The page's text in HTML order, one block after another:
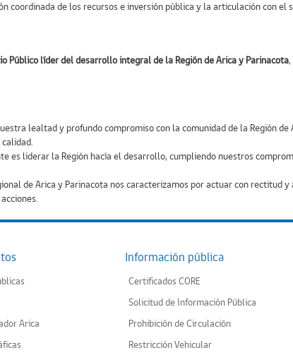
coordinada de los recursos e inversión pública y la articulación con el
Público líder del desarrollo integral de la Región de Arica y Parinacota,
lealtad y profundo compromiso con la comunidad de la Región de
es liderar la Región hacía el desarrollo, cumpliendo nuestros
de Arica y Parinacota nos caracterizamos por actuar con rectitud y
Arica
Información pública
Certificados CORE
Solicitud de Información Pública
Prohibición de Circulación
Restricción Vehicular